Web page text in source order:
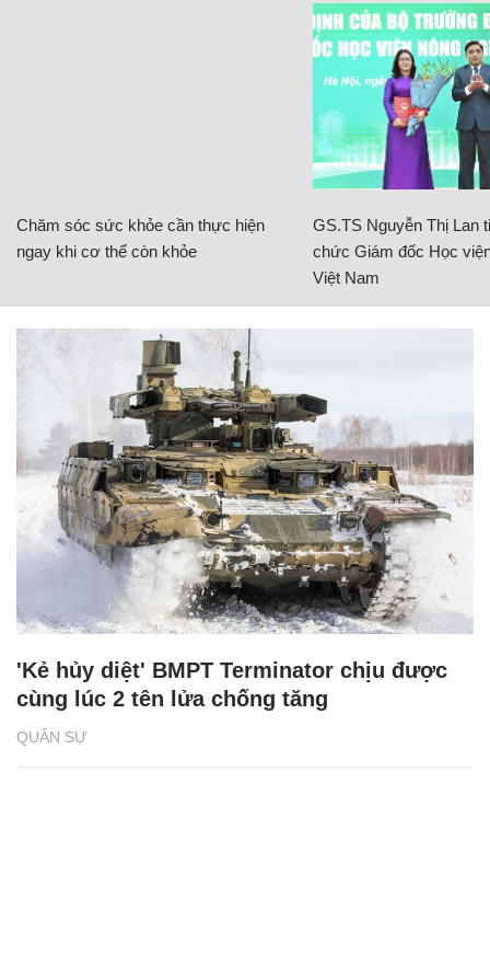
Chăm sóc sức khỏe cần thực hiện
ngay khi cơ thể còn khỏe
GS.TS Nguyễn Thị Lan
chức Giám đốc Học
Việt Nam
QUÂN SỰ
'Kẻ hủy diệt' BMPT Terminator chịu được
cùng lúc 2 tên lửa chống tăng